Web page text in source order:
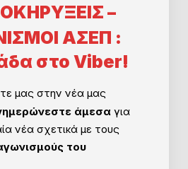
–
ΑΣΕΠ :
στο Viber!
μας στην νέα μας
άμεσαγια
νέα σχετικά με τους
του